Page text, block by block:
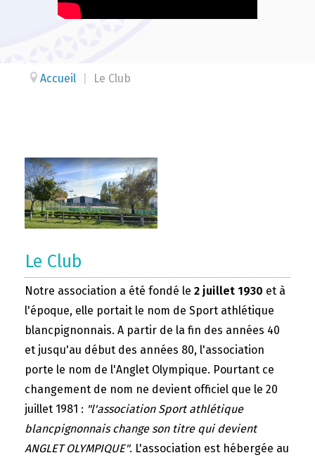
Accueil Le Club
Le Club
Notre association a été fondé le 2 juillet 1930 et à
l'époque, elle portait le nom de Sport athlétique
blancpignonnais. A partir de la fin des années 40
et jusqu'au début des années 80, l'association
porte le nom de l'Anglet Olympique. Pourtant ce
changement de nom ne devient officiel que le 20
juillet 1981 : "l'association Sport athlétique
blancpignonnais change son titre qui devient
ANGLET OLYMPIQUE". L'association est hébergée au